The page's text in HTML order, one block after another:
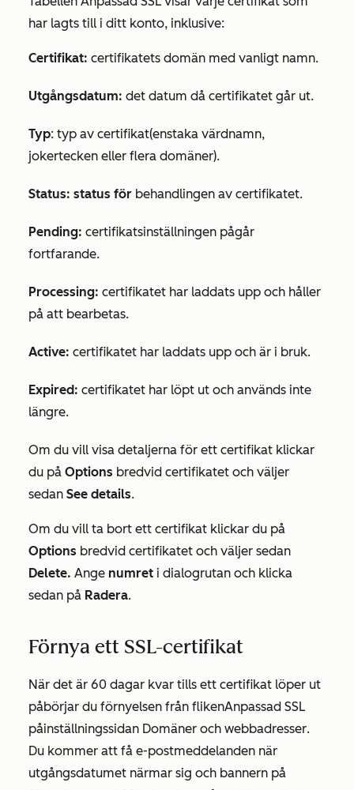
har lagts till i ditt konto, inklusive:
Certifikat: certifikatets domän med vanligt namn.
Utgångsdatum: det datum då certifikatet går ut.
Typ: typ av certifikat(enstaka värdnamn,
jokertecken eller flera domäner).
Status: status för behandlingen av certifikatet.
Pending: certifikatsinställningen pågår
fortfarande.
Processing: certifikatet har laddats upp och håller
på att bearbetas.
Active: certifikatet har laddats upp och är i bruk.
Expired: certifikatet har löpt ut och används inte
längre.
Om du vill visa detaljerna för ett certifikat klickar
du på Options bredvid certifikatet och väljer
sedan See details.
Om du vill ta bort ett certifikat klickar du på
Options bredvid certifikatet och väljer sedan
Delete. Ange numret i dialogrutan och klicka
sedan på Radera.
Förnya ett SSL-certifikat
När det är 60 dagar kvar tills ett certifikat löper ut
påbörjar du förnyelsen från flikenAnpassad SSL
påinställningssidan Domäner och webbadresser.
Du kommer att få e-postmeddelanden när
utgångsdatumet närmar sig och bannern på